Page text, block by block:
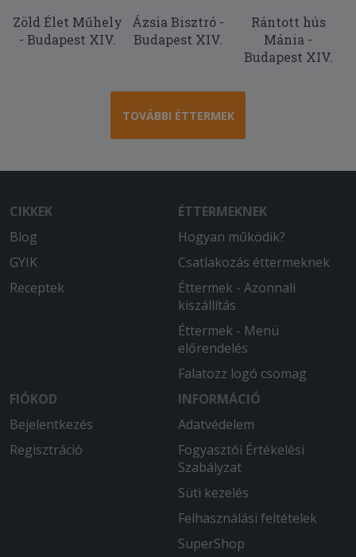
Zöld Élet Műhely
- Budapest XIV.
Ázsia Bisztró -
Budapest XIV.
Rántott hús
Mánia -
Budapest XIV.
TOVÁBBI ÉTTERMEK
CIKKEK
Blog
GYIK
Receptek
ÉTTERMEKNEK
Hogyan működik?
Csatlakozás éttermeknek
Éttermek - Azonnali
kiszállítás
Éttermek - Menü
előrendelés
Falatozz logó csomag
FIÓKOD
Bejelentkezés
Regisztráció
INFORMÁCIÓ
Adatvédelem
Fogyasztói Értékelési
Szabályzat
Süti kezelés
Felhasználási feltételek
SuperShop